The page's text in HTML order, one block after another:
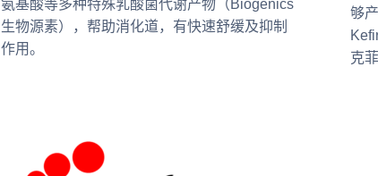
氨基酸等多种特殊乳酸菌代谢产物（Biogenics
生物源素），帮助消化道，有快速舒缓及抑制
作用。
够
克